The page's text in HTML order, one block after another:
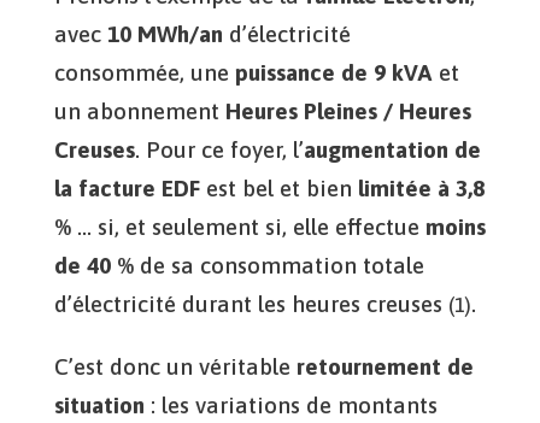
avec 10 MWh/an d’électricité
consommée, une puissance de 9 kVA et
un abonnement Heures Pleines / Heures
Creuses. Pour ce foyer, l’augmentation de
la facture EDFest bel et bien limitée à 3,8
%… si, et seulement si, elle effectue moins
de 40 %de sa consommation totale
d’électricité durant les heures creuses (1).
C’est donc un véritable retournement de
situation : les variations de montants